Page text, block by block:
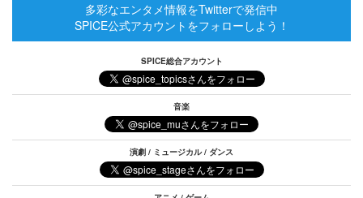
多彩なエンタメ情報をTwitterで発信中
SPICE公式アカウントをフォローしよう！
SPICE総合アカウント
音楽
演劇 / ミュージカル / ダンス